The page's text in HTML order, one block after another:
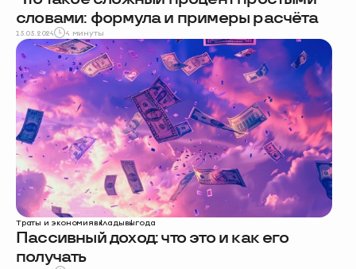
словами: формула и примеры расчёта
15.05.2024 4 минуты
Траты и экономиявкладывыгода
Пассивный доход: что это и как его
получать